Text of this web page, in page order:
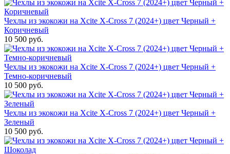
Чехлы из экокожи на Xcite X-Cross 7 (2024+) цвет Черный +
Коричневый
10 500 руб.
Чехлы из экокожи на Xcite X-Cross 7 (2024+) цвет Черный +
Темно-коричневый
10 500 руб.
Чехлы из экокожи на Xcite X-Cross 7 (2024+) цвет Черный +
Зеленый
10 500 руб.